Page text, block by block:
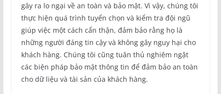
gây ra lo ngại về an toàn và bảo mật. Vì vậy, chúng tôi
thực hiện quá trình tuyển chọn và kiểm tra đội ngũ
giúp việc một cách cẩn thận, đảm bảo rằng họ là
những người đáng tin cậy và không gây nguy hại cho
khách hàng. Chúng tôi cũng tuân thủ nghiêm ngặt
các biện pháp bảo mật thông tin để đảm bảo an toàn
cho dữ liệu và tài sản của khách hàng.